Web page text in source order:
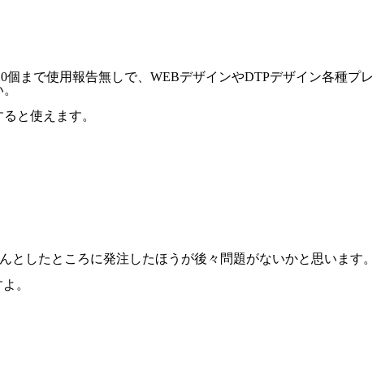
まで使用報告無しで、WEBデザインやDTPデザイン各種プレ
と使えます。
したところに発注したほうが後々問題がないかと思います。
。